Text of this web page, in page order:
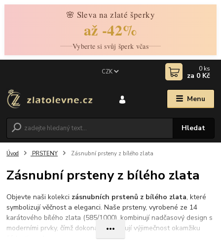
🌸 Sleva na zlaté šperky
až -42%
Vyberte si svůj šperk včas
Menu
CZK
Hledat
0 ks
za 0 Kč
Úvod PRSTENY Zásnubní prsteny z bílého zlata
Zásnubní prsteny z bílého zlata
Objevte naši kolekci zásnubních prstenů z bílého zlata, které
symbolizují věčnost a eleganci. Naše prsteny, vyrobené ze 14
karátového bílého zlata (585/1000), kombinují nadčasový design s
moderními prvky, čímž dokonale vyjadřují výjimečnost okamžiku